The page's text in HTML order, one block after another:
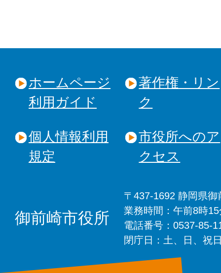
ホームページ
利用ガイド
著作権・リン
ク
個人情報利用
規定
市役所へのア
クセス
御前崎市役所
〒437-1692 静岡県
業務時間：午前8時
電話番号：0537-85-
閉庁日：土、日、祝